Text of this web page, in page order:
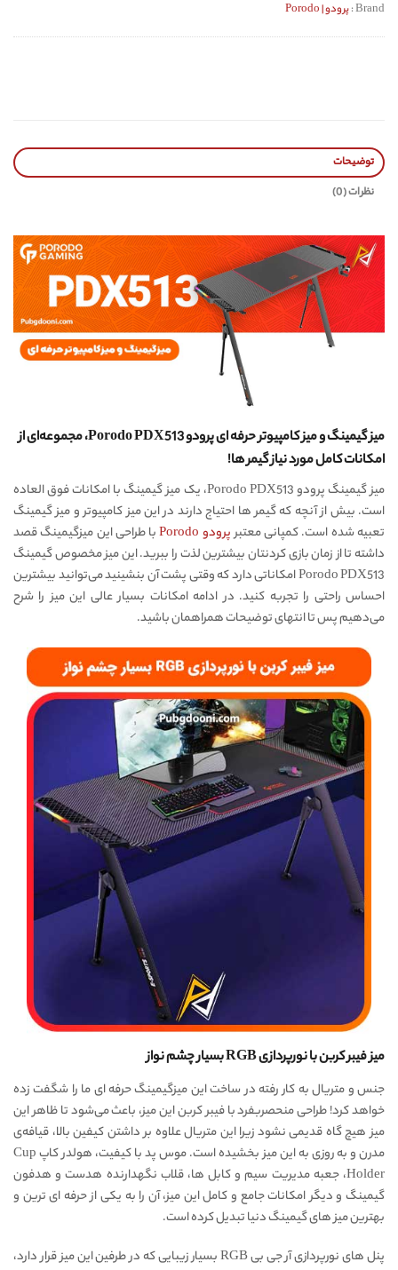
Brand : پرودو | Porodo
توضیحات
نظرات (0)
میز گیمینگ و میز کامپیوتر حرفه ای پرودو Porodo PDX513، مجموعه‌ای از
امکانات کامل مورد نیاز گیمر ها!
میز گیمینگ پرودو Porodo PDX513، یک میز گیمینگ با امکانات فوق العاده
است. بیش از آنچه که گیمر ها احتیاج دارند در این میز کامپیوتر و میز گیمینگ
تعبیه شده است. کمپانی معتبرپرودو Porodo
با طراحی این میزگیمینگ قصد
داشته تا از زمان بازی کردنتان بیشترین لذت را ببرید. این میز مخصوص گیمینگ
Porodo PDX513 امکاناتی دارد که وقتی پشت آن بنشینید می‌توانید بیشترین
احساس راحتی را تجربه کنید. در ادامه امکانات بسیار عالی این میز را شرح
می‌دهیم پس تا انتهای توضیحات همراهمان باشید.
میز فیبر کربن با نورپردازی RGB بسیار چشم نواز
جنس و متریال به کار رفته در ساخت این میزگیمینگ حرفه ای ما را شگفت زده
خواهد کرد! طراحی منحصربفرد با فیبر کربن این میز، باعث می‌شود تا ظاهر این
میز هیچ گاه قدیمی نشود زیرا این متریال علاوه بر داشتن کیفین بالا، قیافه‌ی
مدرن و به روزی به این میز بخشیده است. موس پد با کیفیت، هولدر کاپ Cup
Holder، جعبه مدیریت سیم و کابل ها، قلاب نگهدارنده هدست و هدفون
گیمینگ و دیگر امکانات جامع و کامل این میز،‌ آن را به یکی از حرفه ای ترین و
بهترین میز های گیمینگ دنیا تبدیل کرده است.
پنل های نورپردازی آر جی بی RGB بسیار زیبایی که در طرفین این میز قرار دارد،